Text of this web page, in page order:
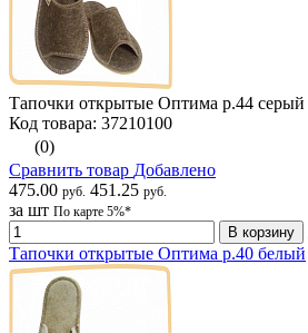
Тапочки открытые Оптима р.44 серый
Код товара: 37210100
(0)
Сравнить товар Добавлено
475.00 руб. 451.25 руб.
за шт По карте 5%*
В корзину
Тапочки открытые Оптима р.40 белый